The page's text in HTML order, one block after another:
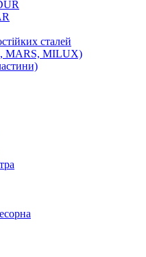
сталей
MARS, MILUX)